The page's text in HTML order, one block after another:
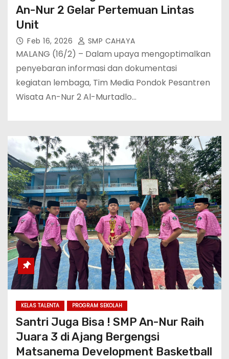
An-Nur 2 Gelar Pertemuan Lintas
Unit
Feb 16, 2026 SMP CAHAYA
MALANG (16/2) – Dalam upaya mengoptimalkan
penyebaran informasi dan dokumentasi
kegiatan lembaga, Tim Media Pondok Pesantren
Wisata An-Nur 2 Al-Murtadlo…
KELAS TALENTA PROGRAM SEKOLAH
Santri Juga Bisa ! SMP An-Nur Raih
Juara 3 di Ajang Bergengsi
Matsanema Development Basketball